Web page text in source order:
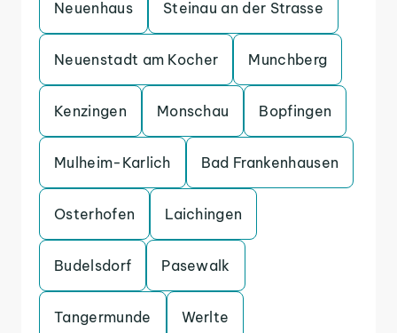
Neuenhaus Steinau an der Strasse
Neuenstadt am Kocher Munchberg
Kenzingen Monschau Bopfingen
Mulheim-Karlich Bad Frankenhausen
Osterhofen Laichingen
Budelsdorf Pasewalk
Tangermunde Werlte